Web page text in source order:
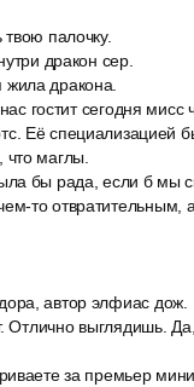
палочку.
дракон сер.
дракона.
гостит сегодня
Её специализацией
маглы.
бы рада, если б мы
то отвратительным,
автор элфиас дож.
Отлично выглядишь.
за премьер